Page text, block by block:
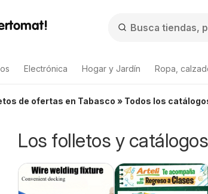
Electrónica Hogar y Jardín Ropa,
de ofertas en Tabasco » Todos los
Los folletos y